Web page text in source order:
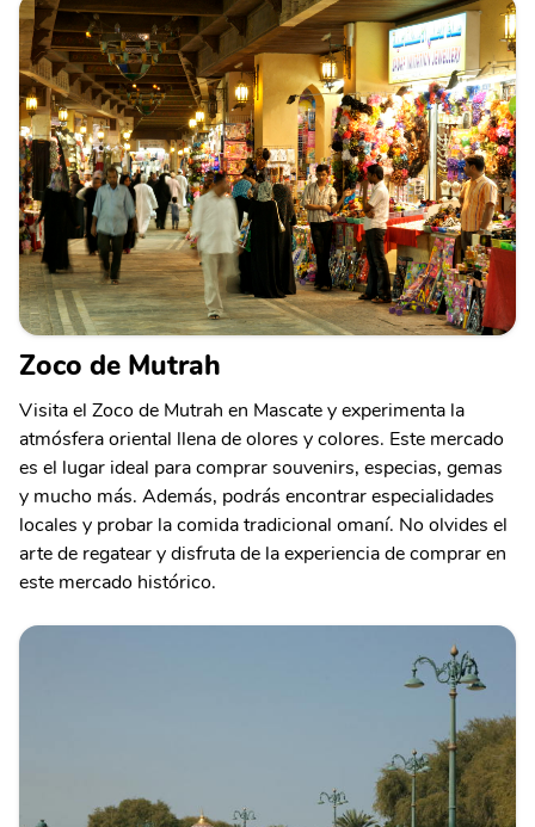
Zoco de Mutrah
Visita el Zoco de Mutrah en Mascate y experimenta la
atmósfera oriental llena de olores y colores. Este mercado
es el lugar ideal para comprar souvenirs, especias, gemas
y mucho más. Además, podrás encontrar especialidades
locales y probar la comida tradicional omaní. No olvides el
arte de regatear y disfruta de la experiencia de comprar en
este mercado histórico.